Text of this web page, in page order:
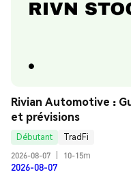
Rivian Automotive :
et prévisions
Débutant
TradFi
2026-08-07
10-15m
2026-08-07